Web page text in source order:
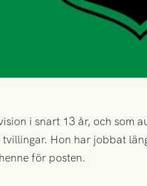
i snart 13 år, och som
Hon har jobbat
för posten.